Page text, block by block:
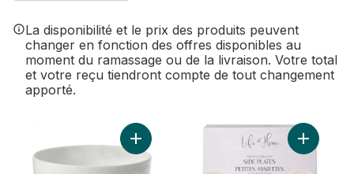
La disponibilité et le prix des produits peuvent
changer en fonction des offres disponibles au
moment du ramassage ou de la livraison. Votre total
et votre reçu tiendront compte de tout changement
apporté.
Ajouter Bistro Bol au panier Ajouter